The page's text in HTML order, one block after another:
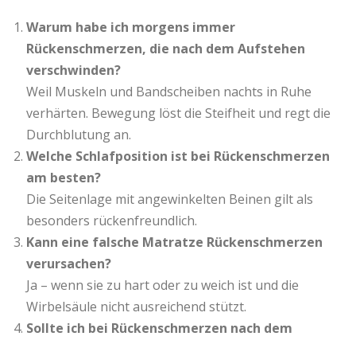
Warum habe ich morgens immer
Rückenschmerzen, die nach dem Aufstehen
verschwinden?
Weil Muskeln und Bandscheiben nachts in Ruhe
verhärten. Bewegung löst die Steifheit und regt die
Durchblutung an.
Welche Schlafposition ist bei Rückenschmerzen
am besten?
Die Seitenlage mit angewinkelten Beinen gilt als
besonders rückenfreundlich.
Kann eine falsche Matratze Rückenschmerzen
verursachen?
Ja – wenn sie zu hart oder zu weich ist und die
Wirbelsäule nicht ausreichend stützt.
Sollte ich bei Rückenschmerzen nach dem